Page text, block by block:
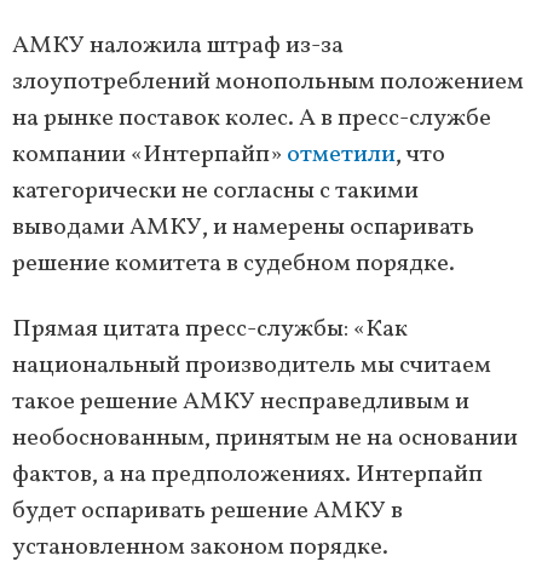
АМКУ наложила штраф из-за
злоупотреблений монопольным положением
на рынке поставок колес. А в пресс-службе
компании «Интерпайп» отметили, что
категорически не согласны с такими
выводами АМКУ, и намерены оспаривать
решение комитета в судебном порядке.
Прямая цитата пресс-службы: «Как
национальный производитель мы считаем
такое решение АМКУ несправедливым и
необоснованным, принятым не на основании
фактов, а на предположениях. Интерпайп
будет оспаривать решение АМКУ в
установленном законом порядке.